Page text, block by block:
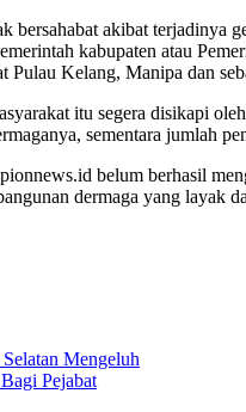
akibat terjadinya
kabupaten atau
Kelang, Manipa dan
itu segera disikapi
sementara jumlah
belum berhasil
dermaga yang layak
Mengeluh
Pejabat